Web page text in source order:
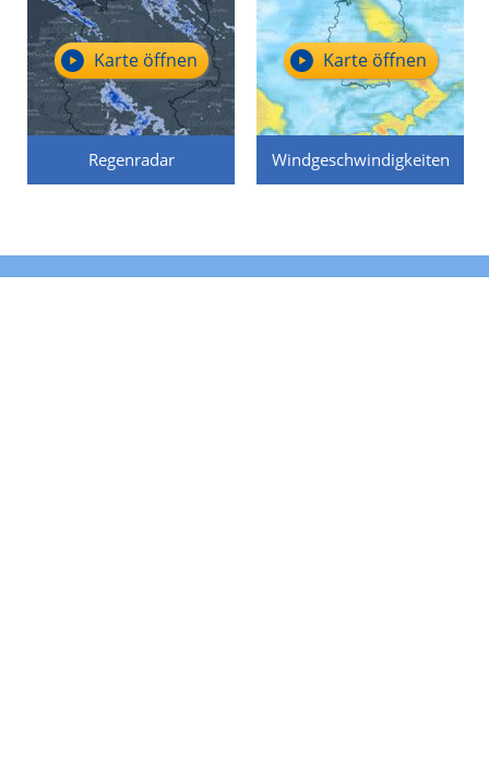
Regenradar
Karte öffnen
Windgeschwindigkeiten
Karte öffnen